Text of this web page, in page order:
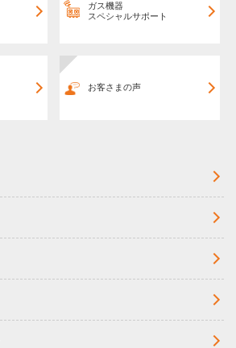
ガス機器
スペシャルサポート
お客さまの声